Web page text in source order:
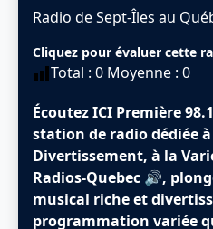
Radio de Sept-Îles au
Cliquez pour évaluer cette
Total : 0 Moyenne : 0
Écoutez ICI Première
station de radio dédiée
Divertissement, à la
Radios-Quebec 🔊,
musical riche et
programmation variée